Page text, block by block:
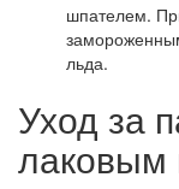
шпателем.
льда.
Уход за
лаковым